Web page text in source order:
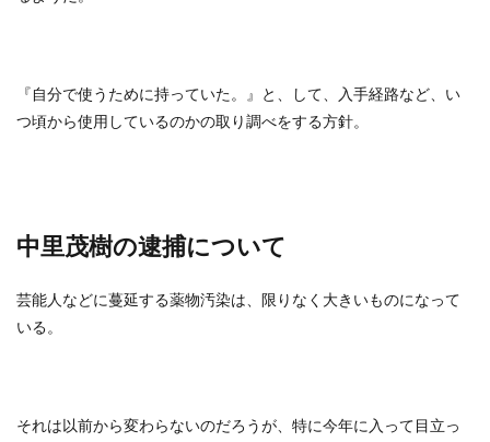
『自分で使うために持っていた。』と、して、入手経路など、い
つ頃から使用しているのかの取り調べをする方針。
中里茂樹の逮捕について
芸能人などに蔓延する薬物汚染は、限りなく大きいものになって
いる。
それは以前から変わらないのだろうが、特に今年に入って目立っ